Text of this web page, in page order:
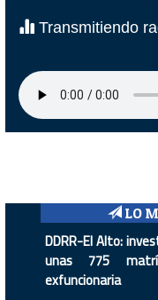
Transmitiendo
LO
DDRR-El Alto:
unas 775
exfuncionaria